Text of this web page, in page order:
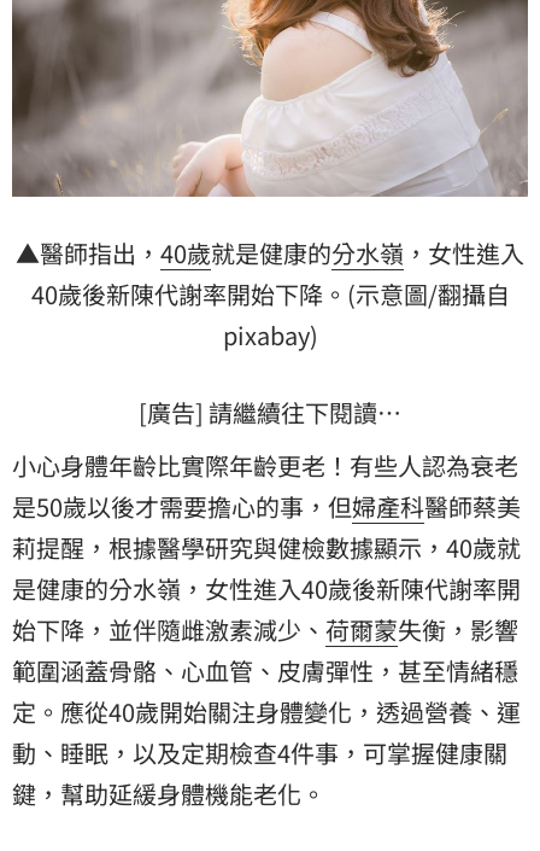
▲醫師指出， 40歲就是健康的分水嶺 ，女性進入
40歲後新陳代謝率開始下降。(示意圖/翻攝自
pixabay)
[廣告] 請繼續往下閱讀…
小心身體年齡比實際年齡更老！有些人認為衰老
是50歲以後才需要擔心的事，但婦產科醫師蔡美
莉提醒，根據醫學研究與健檢數據顯示，40歲就
是健康的分水嶺，女性進入40歲後新陳代謝率開
始下降，並伴隨雌激素減少、 荷爾蒙失衡，影響
範圍涵蓋骨骼、心血管、皮膚彈性，甚至情緒穩
定。應從40歲開始關注身體變化，透過營養、運
動、睡眠，以及定期檢查4件事，可掌握健康關
鍵，幫助延緩身體機能老化。